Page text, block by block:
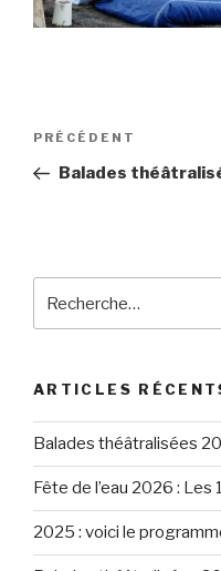
Navigation
l’article
Article
précédent
PRÉCÉDENT
Balades
ARTICLES
Balades théâtralisées
Fête de l’eau 2026 : Les
2025 : voici le